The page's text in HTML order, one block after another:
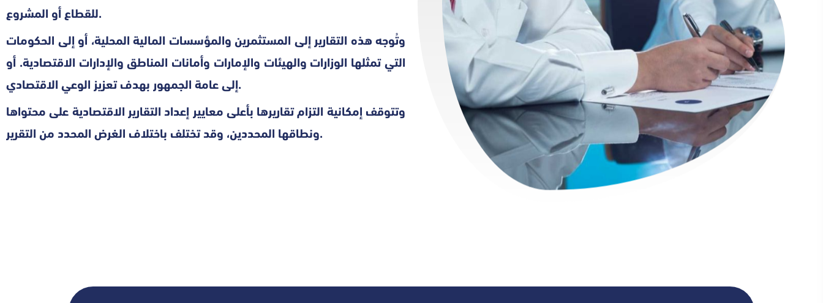
للقطاع أو المشروع.
وتُوجه هذه التقارير إلى المستثمرين والمؤسسات المالية المحلية، أو إلى الحكومات
التي تمثلها الوزارات والهيئات والإمارات وأمانات المناطق والإدارات الاقتصادية. أو
إلى عامة الجمهور بهدف تعزيز الوعي الاقتصادي.
وتتوقف إمكانية التزام تقاريرها بأعلى معايير إعداد التقارير الاقتصادية على محتواها
ونطاقها المحددين، وقد تختلف باختلاف الغرض المحدد من التقرير.